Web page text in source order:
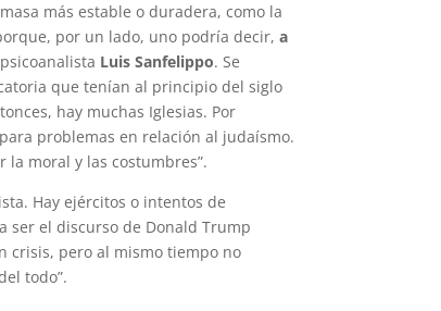
más estable o duradera, como la
por un lado, uno podría decir,a
Luis Sanfelippo. Se
que tenían al principio del siglo
hay muchas Iglesias. Por
problemas en relación al judaísmo.
moral y las costumbres”.
Hay ejércitos o intentos de
ser el discurso de Donald Trump
crisis, pero al mismo tiempo no
todo”.